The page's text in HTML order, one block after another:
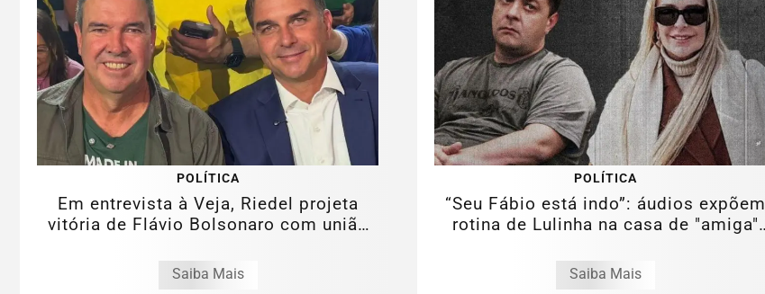
POLÍTICA
Em entrevista à Veja, Riedel projeta
vitória de Flávio Bolsonaro com união
Saiba Mais
POLÍTICA
“Seu Fábio está indo”: áudios expõem
rotina de Lulinha na casa de "amiga"
Saiba Mais